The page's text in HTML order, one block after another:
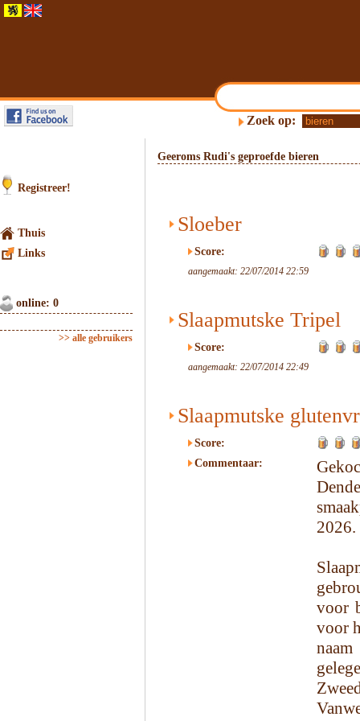
Zoek op:
Registreer!
Thuis
Links
online: 0
>> alle gebruikers
Geeroms Rudi's geproefde bieren
Sloeber
Score:
aangemaakt: 22/07/2014 22:59
Slaapmutske Tripel
Score:
aangemaakt: 22/07/2014 22:49
Slaapmutske
Score:
Commentaar:
2026.
voor
voor